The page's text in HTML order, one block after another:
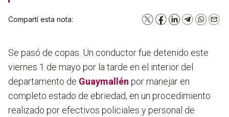
Compartí esta nota: X Facebook
LinkedInTelegram
Se pasó de copas. Un conductor fue detenido este
viernes 1 de mayo por la tarde en el interior del
departamento de Guaymallén por manejar en
completo estado de ebriedad, en un procedimiento
realizado por efectivos policiales y personal de